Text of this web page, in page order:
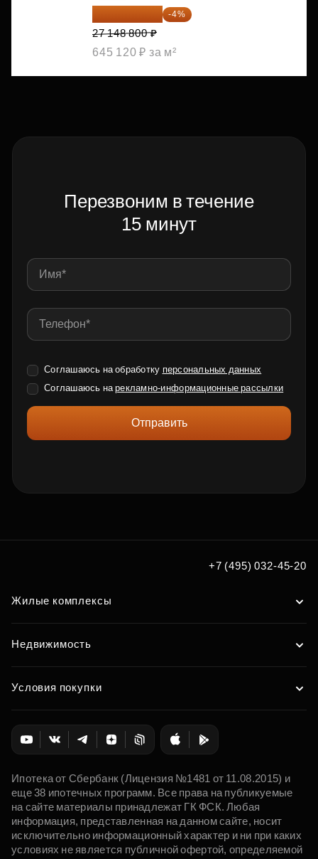
26 062 848 ₽ -4%
27 148 800 ₽
645 120 ₽ за м²
Перезвоним в течение
15 минут
Соглашаюсь на обработку персональных данных
Соглашаюсь нарекламно-информационные рассылки
Отправить
+7 (495) 032-45-20
Жилые комплексы
Недвижимость
Условия покупки
Ипотека от Сбербанк (Лицензия №1481 от 11.08.2015) и
еще 38 ипотечных программ. Все права на публикуемые
на сайте материалы принадлежат ГК ФСК. Любая
информация, представленная на данном сайте, носит
исключительно информационный характер и ни при каких
условиях не является публичной офертой, определяемой